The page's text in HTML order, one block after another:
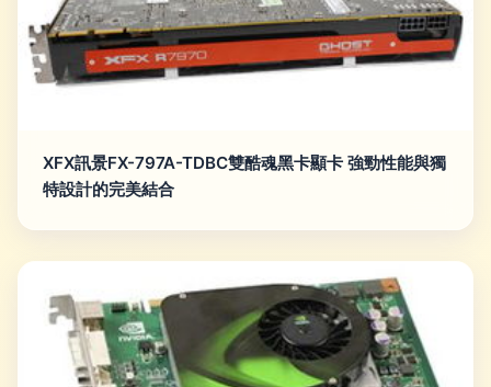
XFX訊景FX-797A-TDBC雙酷魂黑卡顯卡 強勁性能與獨
特設計的完美結合